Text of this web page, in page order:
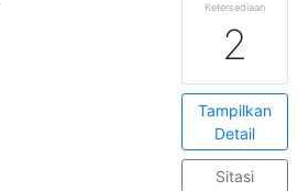
Ketersediaan
2
Tampilkan
Detail
Sitasi